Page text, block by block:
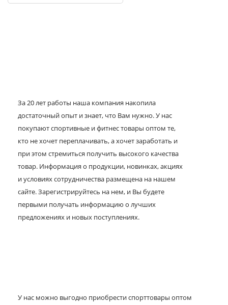
За 20 лет работы наша компания накопила
достаточный опыт и знает, что Вам нужно. У нас
покупают спортивные и фитнес товары оптом те,
кто не хочет переплачивать, а хочет заработать и
при этом стремиться получить высокого качества
товар. Информация о продукции, новинках, акциях
и условиях сотрудничества размещена на нашем
сайте. Зарегистрируйтесь на нем, и Вы будете
первыми получать информацию о лучших
предложениях и новых поступлениях.
У нас можно выгодно приобрести спорттовары оптом